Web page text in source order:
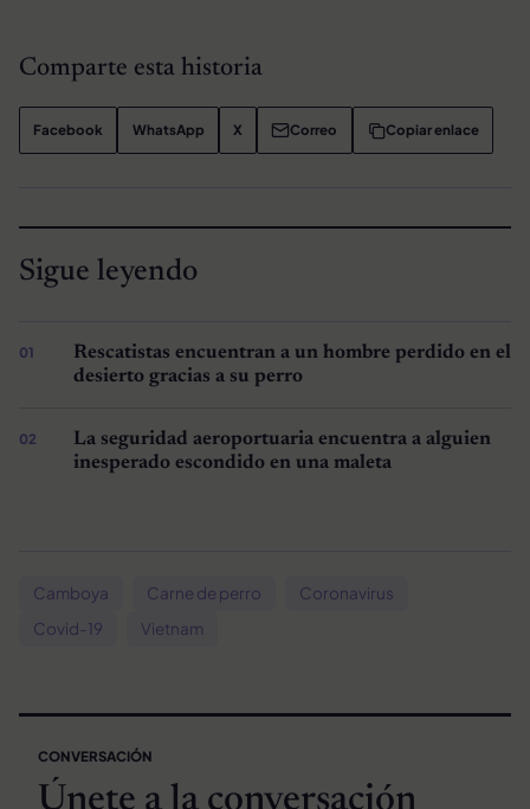
Comparte esta historia
Facebook WhatsApp X Correo Copiar enlace
Sigue leyendo
Rescatistas encuentran a un hombre perdido en el
desierto gracias a su perro
La seguridad aeroportuaria encuentra a alguien
inesperado escondido en una maleta
Camboya Carne de perro
Coronavirus
Covid-19
Vietnam
CONVERSACIÓN
Únete a la conversación